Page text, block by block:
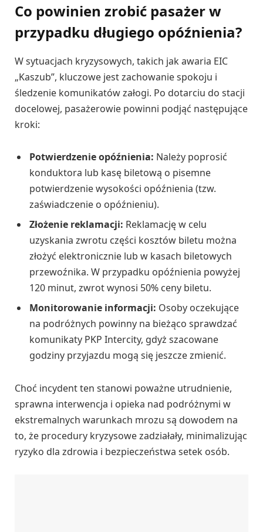
Co powinien zrobić pasażer w
przypadku długiego opóźnienia?
W sytuacjach kryzysowych, takich jak awaria EIC
„Kaszub”, kluczowe jest zachowanie spokoju i
śledzenie komunikatów załogi. Po dotarciu do stacji
docelowej, pasażerowie powinni podjąć następujące
kroki:
Potwierdzenie opóźnienia: Należy poprosić
konduktora lub kasę biletową o pisemne
potwierdzenie wysokości opóźnienia (tzw.
zaświadczenie o opóźnieniu).
Złożenie reklamacji: Reklamację w celu
uzyskania zwrotu części kosztów biletu można
złożyć elektronicznie lub w kasach biletowych
przewoźnika. W przypadku opóźnienia powyżej
120 minut, zwrot wynosi 50% ceny biletu.
Monitorowanie informacji: Osoby oczekujące
na podróżnych powinny na bieżąco sprawdzać
komunikaty PKP Intercity, gdyż szacowane
godziny przyjazdu mogą się jeszcze zmienić.
Choć incydent ten stanowi poważne utrudnienie,
sprawna interwencja i opieka nad podróżnymi w
ekstremalnych warunkach mrozu są dowodem na
to, że procedury kryzysowe zadziałały, minimalizując
ryzyko dla zdrowia i bezpieczeństwa setek osób.